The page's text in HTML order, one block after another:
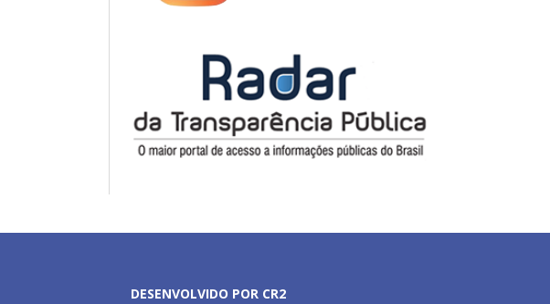
DESENVOLVIDO POR CR2